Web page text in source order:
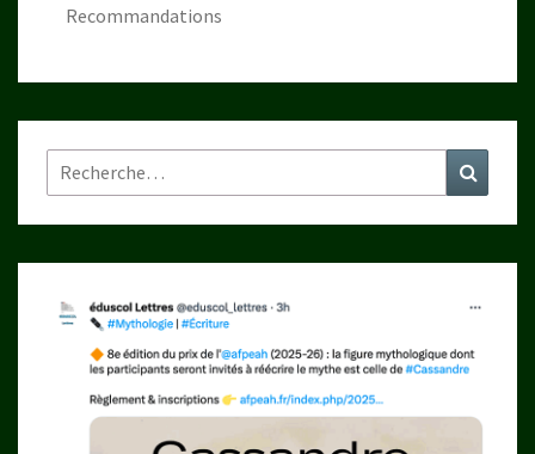
Recommandations
Rechercher :